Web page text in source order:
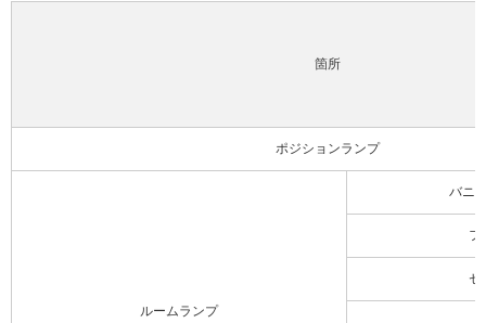
箇所
ポジションランプ
ルームランプ
バニ
フ
セ